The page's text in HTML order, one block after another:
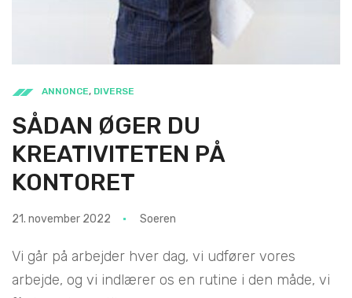
ANNONCE, DIVERSE
SÅDAN ØGER DU
KREATIVITETEN PÅ
KONTORET
21. november 2022 Soeren
Vi går på arbejder hver dag, vi udfører vores
arbejde, og vi indlærer os en rutine i den måde, vi